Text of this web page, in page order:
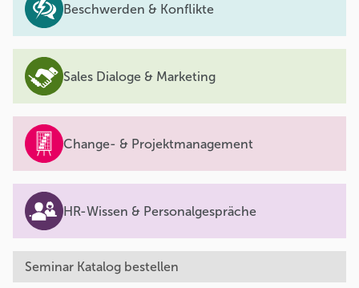
Beschwerden & Konflikte
Sales Dialoge & Marketing
Change- & Projektmanagement
HR-Wissen & Personalgespräche
Seminar Katalog bestellen